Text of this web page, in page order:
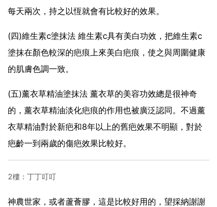
每天兩次，持之以恆就會有比較好的效果。
(四)維生素c塗抹法 維生素c具有美白功效，把維生素c
塗抹在顏色較深的疤痕上來美白疤痕，使之與周圍健康
的肌膚色調一致。
(五)薰衣草精油塗抹法 薰衣草的美容功效總是很神奇
的，薰衣草精油淡化疤痕的作用也被廣泛認同。不過薰
衣草精油對於新疤和8年以上的舊疤效果不明顯，對於
疤齡一到兩歲的傷疤效果比較好。
2樓：丁丁叮叮
神農世家，或者蘆薈膠，這是比較好用的，望採納謝謝